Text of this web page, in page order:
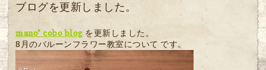
ブログを更新しました。
mano* cobo blogを更新しました。
8月のバルーンフラワー教室について です。